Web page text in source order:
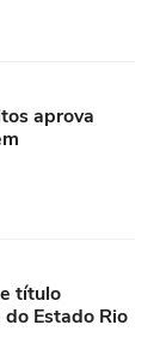
aprova
título
Estado Rio